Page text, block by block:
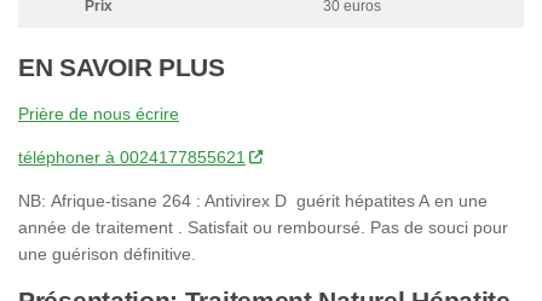
Prix 30 euros
EN SAVOIR PLUS
Prière de nous écrire
téléphoner à 0024177855621
NB: Afrique-tisane 264 : Antivirex D guérit hépatites A en une
année de traitement . Satisfait ou remboursé. Pas de souci pour
une guérison définitive.